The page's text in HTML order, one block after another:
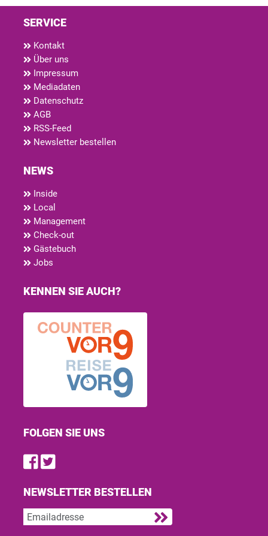
SERVICE
Kontakt
Über uns
Impressum
Mediadaten
Datenschutz
AGB
RSS-Feed
Newsletter bestellen
NEWS
Inside
Local
Management
Check-out
Gästebuch
Jobs
KENNEN SIE AUCH?
FOLGEN SIE UNS
Find us on Facebook
Follow us on Twitter
NEWSLETTER BESTELLEN